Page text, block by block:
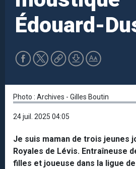
Édouard-
Photo : Archives - Gilles Boutin
24 juil. 2025 04:05
Je suis maman de trois jeunes
Royales de Lévis. Entraîneuse
filles et joueuse dans la ligue